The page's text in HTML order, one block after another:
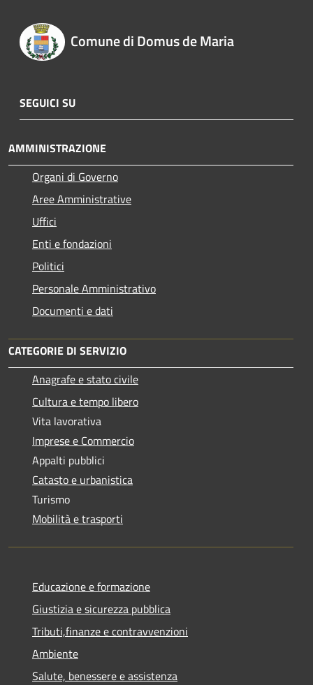
Comune di Domus de Maria
SEGUICI SU
AMMINISTRAZIONE
Organi di Governo
Aree Amministrative
Uffici
Enti e fondazioni
Politici
Personale Amministrativo
Documenti e dati
CATEGORIE DI SERVIZIO
Anagrafe e stato civile
Cultura e tempo libero
Vita lavorativa
Imprese e Commercio
Appalti pubblici
Catasto e urbanistica
Turismo
Mobilità e trasporti
Educazione e formazione
Giustizia e sicurezza pubblica
Tributi,finanze e contravvenzioni
Ambiente
Salute, benessere e assistenza